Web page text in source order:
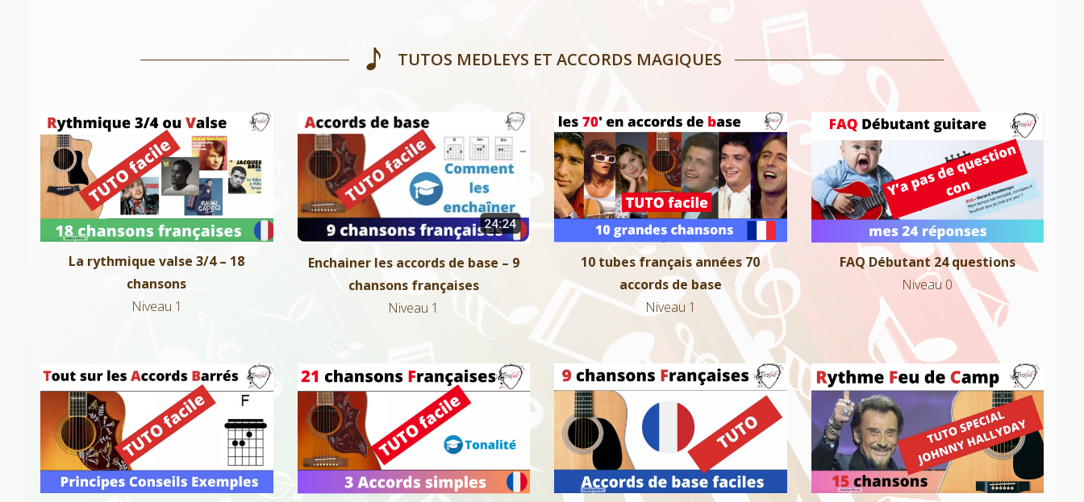
TUTOS MEDLEYS ET ACCORDS MAGIQUES
La rythmique valse 3/4 – 18
chansons
Niveau 1
La rythmique valse 3/4 – 18
chansons
Niveau 1
Enchainer les accords de base – 9
chansons françaises
Niveau 1
Enchainer les accords de base – 9
chansons françaises
Niveau 1
10 tubes français années 70 accords
de base
Niveau 1
10 tubes français années 70
accords de base
Niveau 1
FAQ Débutant 24 questions
Niveau 0
FAQ Débutant 24 questions
Niveau 0
Les accords barrés – principes –
conseils – exemples
Truc
21 chansons françaises 3 accords –
Notion de tonalité
NIveau 1
9 chansons françaises faciles à
NIveau 1
15 chansons Johnny Hallyday rythme
Feu de Camp
NIveau 1